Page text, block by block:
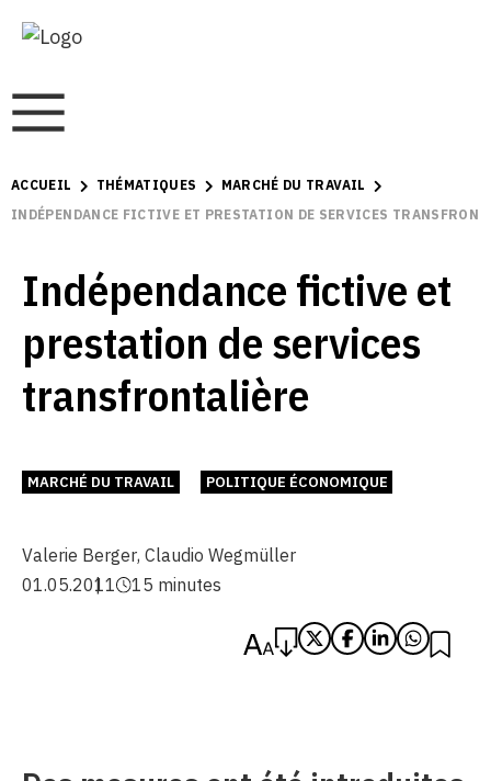
ACCUEIL THÉMATIQUES
MARCHÉ DU TRAVAIL
INDÉPENDANCE FICTIVE ET PRESTATION DE SERVICES
Indépendance fictive et
prestation de services
transfrontalière
MARCHÉ DU TRAVAIL POLITIQUE ÉCONOMIQUE
Valerie Berger, Claudio Wegmüller
01.05.2011
15 minutes